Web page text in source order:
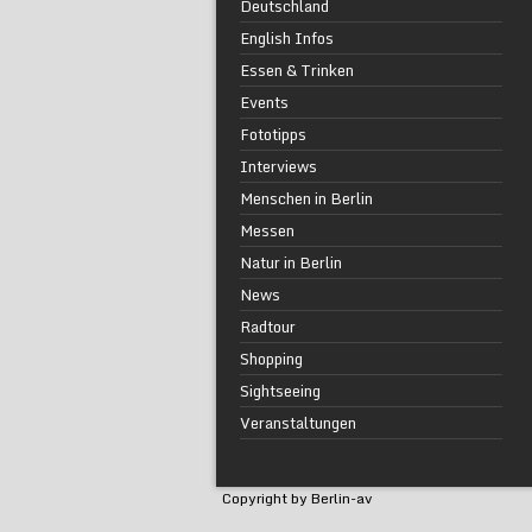
Deutschland
English Infos
Essen & Trinken
Events
Fototipps
Interviews
Menschen in Berlin
Messen
Natur in Berlin
News
Radtour
Shopping
Sightseeing
Veranstaltungen
Copyright by Berlin-av